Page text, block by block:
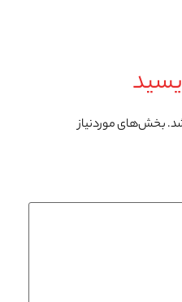
بخش‌های موردنیاز